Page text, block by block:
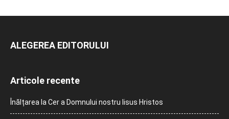
ALEGEREA EDITORULUI
Articole recente
Înălțarea la Cer a Domnului nostru Iisus Hristos